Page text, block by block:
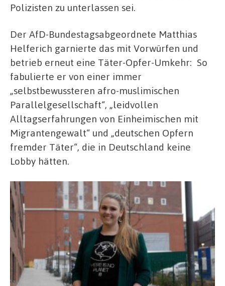
Polizisten zu unterlassen sei.
Der AfD-Bundestagsabgeordnete Matthias
Helferich garnierte das mit Vorwürfen und
betrieb erneut eine Täter-Opfer-Umkehr: So
fabulierte er von einer immer
„selbstbewussteren afro-muslimischen
Parallelgesellschaft“, „leidvollen
Alltagserfahrungen von Einheimischen mit
Migrantengewalt“ und „deutschen Opfern
fremder Täter“, die in Deutschland keine
Lobby hätten.